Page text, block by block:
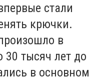
стали
крючки.
в
тысяч лет до
в основном